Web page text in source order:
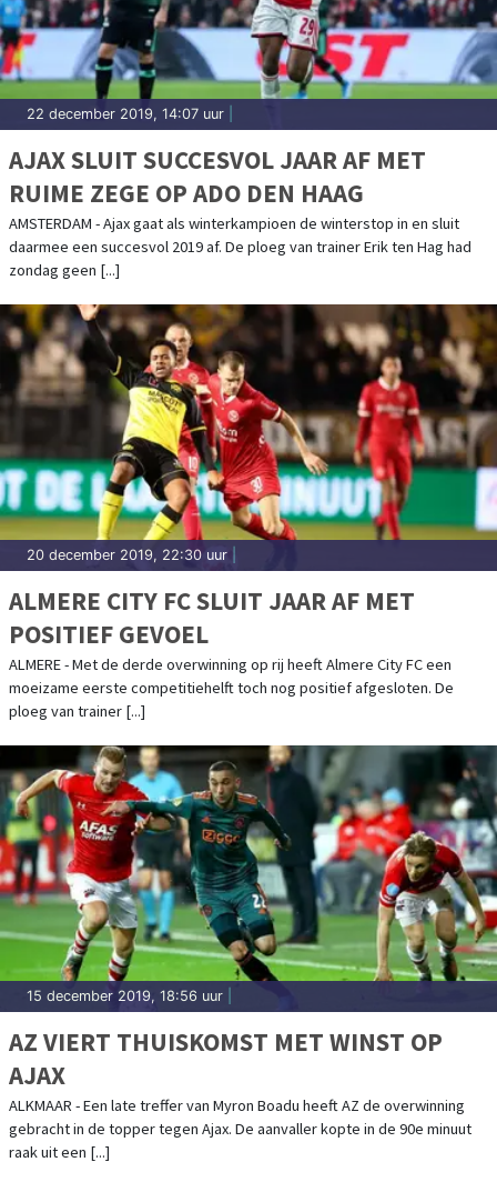
22 december 2019, 14:07 uur
AJAX SLUIT SUCCESVOL JAAR AF MET
RUIME ZEGE OP ADO DEN HAAG
AMSTERDAM - Ajax gaat als winterkampioen de winterstop in en sluit
daarmee een succesvol 2019 af. De ploeg van trainer Erik ten Hag had
zondag geen [...]
20 december 2019, 22:30 uur
ALMERE CITY FC SLUIT JAAR AF MET
POSITIEF GEVOEL
ALMERE - Met de derde overwinning op rij heeft Almere City FC een
moeizame eerste competitiehelft toch nog positief afgesloten. De
ploeg van trainer [...]
15 december 2019, 18:56 uur
AZ VIERT THUISKOMST MET WINST OP
AJAX
ALKMAAR - Een late treffer van Myron Boadu heeft AZ de overwinning
gebracht in de topper tegen Ajax. De aanvaller kopte in de 90e minuut
raak uit een [...]